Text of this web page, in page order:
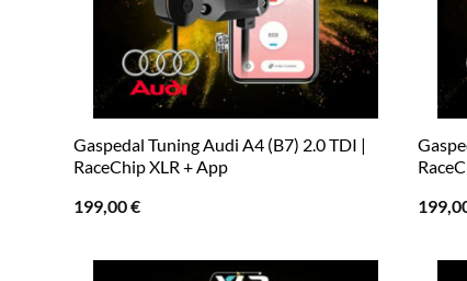
Gaspedal Tuning Audi A4 (B7) 2.0 TDI |
RaceChip XLR + App
199,00€